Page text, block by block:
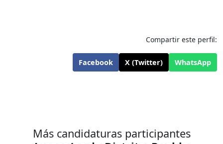
Compartir este perfil:
Facebook X (Twitter) WhatsApp
Más candidaturas participantes